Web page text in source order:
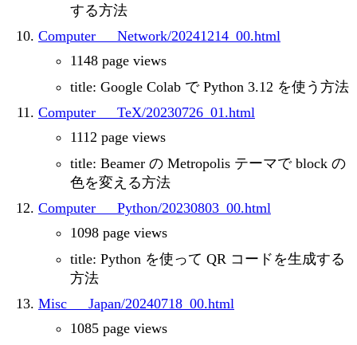
する方法
Computer___Network/20241214_00.html
1148 page views
title: Google Colab で Python 3.12 を使う方法
Computer___TeX/20230726_01.html
1112 page views
title: Beamer の Metropolis テーマで block の
色を変える方法
Computer___Python/20230803_00.html
1098 page views
title: Python を使って QR コードを生成する
方法
Misc___Japan/20240718_00.html
1085 page views